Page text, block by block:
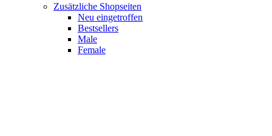
Zusätzliche Shopseiten
Neu eingetroffen
Bestsellers
Male
Female